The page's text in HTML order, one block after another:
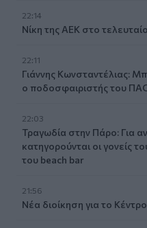
22:14
Nίκη της ΑΕΚ στο
22:11
Γιάννης Κωνσταντέλιας:
ο ποδοσφαιριστής του
22:03
Τραγωδία στην Πάρο: Για
κατηγορούνται οι γονείς
του beach bar
21:56
Νέα διοίκηση για το